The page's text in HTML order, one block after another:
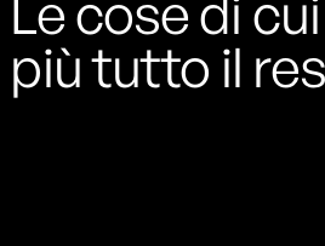
più tutto il